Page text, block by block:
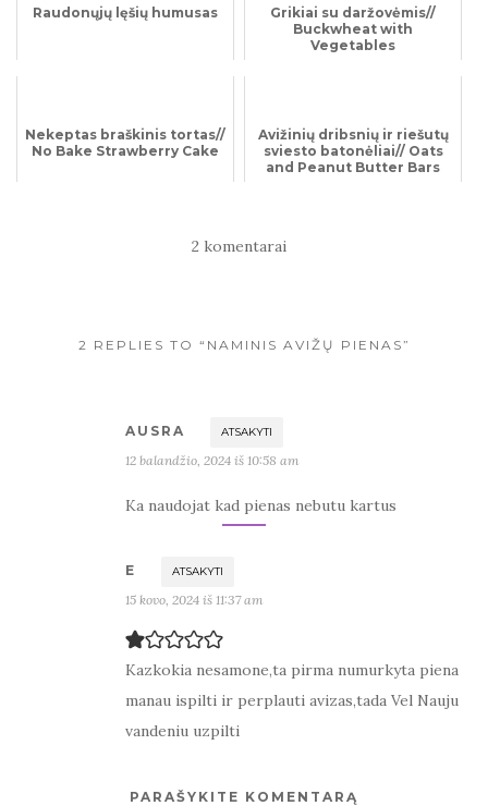
Raudonųjų lęšių humusas
Grikiai su daržovėmis//
Buckwheat with
Vegetables
Nekeptas braškinis tortas//
No Bake Strawberry Cake
Avižinių dribsnių ir riešutų
sviesto batonėliai// Oats
and Peanut Butter Bars
2 komentarai
2 REPLIES TO “NAMINIS AVIŽŲ PIENAS”
AUSRA ATSAKYTI
12 balandžio, 2024 iš 10:58 am
Ka naudojat kad pienas nebutu kartus
E ATSAKYTI
15 kovo, 2024 iš 11:37 am
Kazkokia nesamone,ta pirma numurkyta piena
manau ispilti ir perplauti avizas,tada Vel Nauju
vandeniu uzpilti
PARAŠYKITE KOMENTARĄ